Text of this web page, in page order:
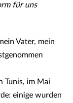
für uns
Vater, mein
Tunis, im Mai
einige wurden